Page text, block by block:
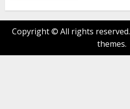
Copyright © All rights reserved.
themes.